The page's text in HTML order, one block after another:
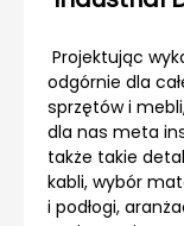
Projektując
odgórnie dla
sprzętów i
dla nas meta
także takie
kabli, wybór
i podłogi,